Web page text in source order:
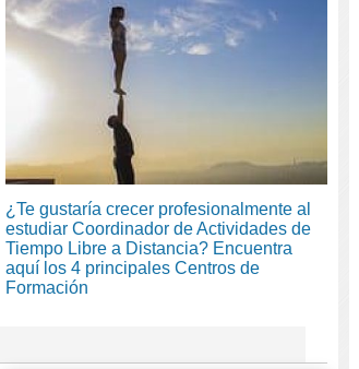
¿Te gustaría crecer profesionalmente al
estudiar Coordinador de Actividades de
Tiempo Libre a Distancia? Encuentra
aquí los 4 principales Centros de
Formación